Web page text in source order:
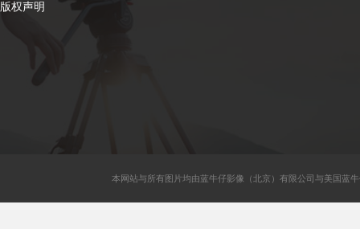
版权声明
本网站与所有图片均由蓝牛仔影像（北京）有限公司与美国蓝